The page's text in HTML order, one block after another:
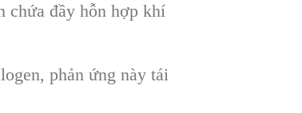
chứa đầy hỗn hợp khí
phản ứng này tái